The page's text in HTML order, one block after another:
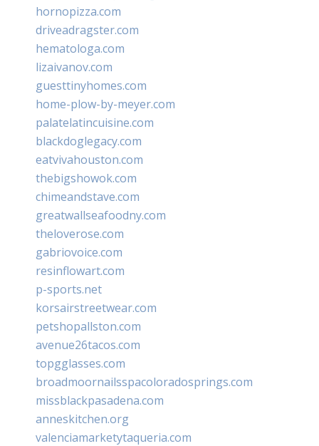
hornopizza.com
driveadragster.com
hematologa.com
lizaivanov.com
guesttinyhomes.com
home-plow-by-meyer.com
palatelatincuisine.com
blackdoglegacy.com
eatvivahouston.com
thebigshowok.com
chimeandstave.com
greatwallseafoodny.com
theloverose.com
gabriovoice.com
resinflowart.com
p-sports.net
korsairstreetwear.com
petshopallston.com
avenue26tacos.com
topgglasses.com
broadmoornailsspacoloradosprings.com
missblackpasadena.com
anneskitchen.org
valenciamarketytaqueria.com